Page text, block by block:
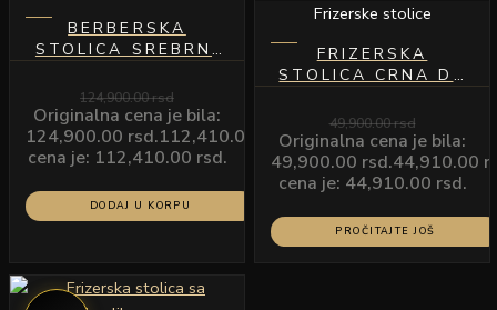
BERBERSKA
STOLICA SREBRNI
MODEL YP8827
124,900.00rsd
Originalna cena je bila:
124,900.00 rsd.112,410.00 rsdTrenutna
cena je: 112,410.00 rsd.
DODAJ U KORPU
Frizerske stolice
FRIZERSKA
STOLICA CRNA DE
CRNA KOŽA MODEL
YP219
49,900.00rsd
Originalna cena je bila:
49,900.00 rsd.44,910.00
cena je: 44,910.00 rsd.
PROČITAJTE JOŠ